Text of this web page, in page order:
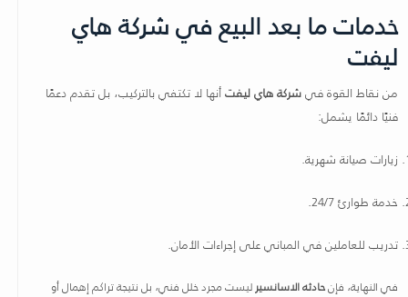
خدمات ما بعد البيع في شركة هاي
ليفت
من نقاط القوة فيشركة هاي ليفتأنها لا تكتفي بالتركيب، بل تقدم دعمًا
فنيًا دائمًا يشمل:
زيارات صيانة شهرية.
خدمة طوارئ 24/7.
تدريب للعاملين في المباني على إجراءات الأمان.
في النهاية، فإنحادثه الاسانسير ليست مجرد خلل فني، بل نتيجة تراكم إهمال أو